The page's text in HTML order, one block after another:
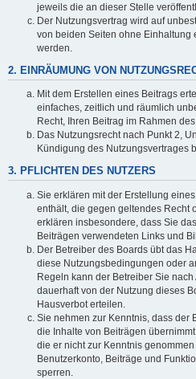
jeweils die an dieser Stelle
Der Nutzungsvertrag wird auf
von beiden Seiten ohne Einhaltung
werden.
2. EINRÄUMUNG VON
Mit dem Erstellen eines Beitrags
einfaches, zeitlich und räumlich
Recht, Ihren Beitrag im Rahmen
Das Nutzungsrecht nach Punkt 2,
Kündigung des Nutzungsvertrages
3. PFLICHTEN DES NUTZERS
Sie erklären mit der Erstellung
enthält, die gegen geltendes Recht
erklären insbesondere, dass Sie
Beiträgen verwendeten Links und
Der Betreiber des Boards übt das
diese Nutzungsbedingungen oder
Regeln kann der Betreiber Sie
dauerhaft von der Nutzung dieses
Hausverbot erteilen.
Sie nehmen zur Kenntnis, dass der
die Inhalte von Beiträgen
die er nicht zur Kenntnis
Benutzerkonto, Beiträge und
sperren.